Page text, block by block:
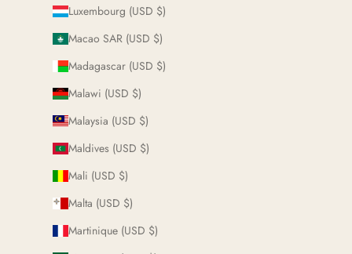
Luxembourg (USD $)
Macao SAR (USD $)
Madagascar (USD $)
Malawi (USD $)
Malaysia (USD $)
Maldives (USD $)
Mali (USD $)
Malta (USD $)
Martinique (USD $)